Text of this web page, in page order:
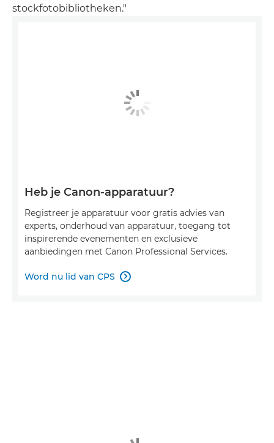
stockfotobibliotheken."
Heb je Canon-apparatuur?
Registreer je apparatuur voor gratis advies van
experts, onderhoud van apparatuur, toegang tot
inspirerende evenementen en exclusieve
aanbiedingen met Canon Professional Services.
Word nu lid van CPS 